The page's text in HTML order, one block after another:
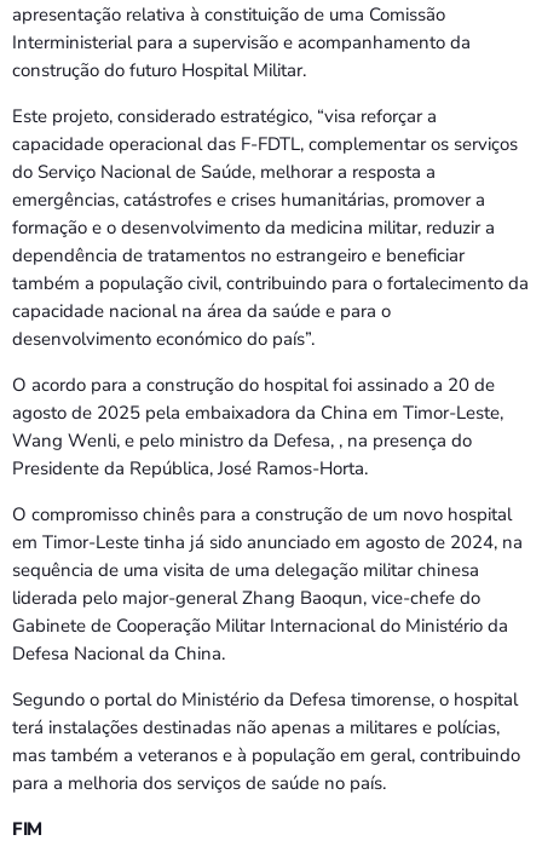
apresentação relativa à constituição de uma Comissão
Interministerial para a supervisão e acompanhamento da
construção do futuro Hospital Militar.
Este projeto, considerado estratégico, “visa reforçar a
capacidade operacional das F-FDTL, complementar os serviços
do Serviço Nacional de Saúde, melhorar a resposta a
emergências, catástrofes e crises humanitárias, promover a
formação e o desenvolvimento da medicina militar, reduzir a
dependência de tratamentos no estrangeiro e beneficiar
também a população civil, contribuindo para o fortalecimento da
capacidade nacional na área da saúde e para o
desenvolvimento económico do país”.
O acordo para a construção do hospital foi assinado a 20 de
agosto de 2025 pela embaixadora da China em Timor-Leste,
Wang Wenli, e pelo ministro da Defesa, , na presença do
Presidente da República, José Ramos-Horta.
O compromisso chinês para a construção de um novo hospital
em Timor-Leste tinha já sido anunciado em agosto de 2024, na
sequência de uma visita de uma delegação militar chinesa
liderada pelo major-general Zhang Baoqun, vice-chefe do
Gabinete de Cooperação Militar Internacional do Ministério da
Defesa Nacional da China.
Segundo o portal do Ministério da Defesa timorense, o hospital
terá instalações destinadas não apenas a militares e polícias,
mas também a veteranos e à população em geral, contribuindo
para a melhoria dos serviços de saúde no país.
FIM